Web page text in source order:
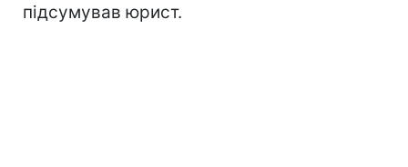
підсумував юрист.